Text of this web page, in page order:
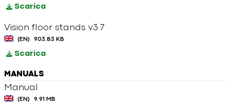
Scarica
Vision floor stands v3 7
(EN) 903.83 KB
Scarica
MANUALS
Manual
(EN) 9.91 MB